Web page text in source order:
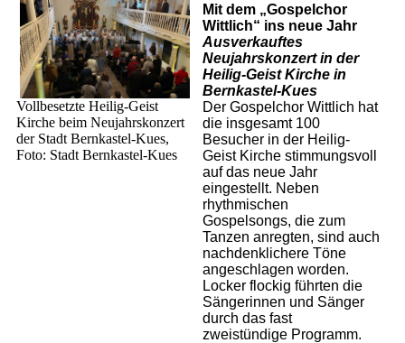
Vollbesetzte Heilig-Geist
Kirche beim Neujahrskonzert
der Stadt Bernkastel-Kues,
Foto: Stadt Bernkastel-Kues
Mit dem „Gospelchor
Wittlich“ ins neue Jahr
Ausverkauftes
Neujahrskonzert in der
Heilig-Geist Kirche in
Bernkastel-Kues
Der Gospelchor Wittlich hat
die insgesamt 100
Besucher in der Heilig-
Geist Kirche stimmungsvoll
auf das neue Jahr
eingestellt. Neben
rhythmischen
Gospelsongs, die zum
Tanzen anregten, sind auch
nachdenklichere Töne
angeschlagen worden.
Locker flockig führten die
Sängerinnen und Sänger
durch das fast
zweistündige Programm.